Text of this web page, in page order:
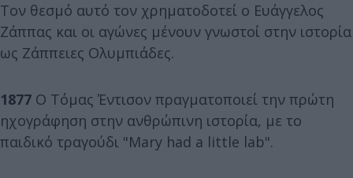
Τον θεσμό αυτό τον χρηματοδοτεί ο Ευάγγελος
Ζάππας και οι αγώνες μένουν γνωστοί στην ιστορία
ως Ζάππειες Ολυμπιάδες.
1877 Ο Τόμας Έντισον πραγματοποιεί την πρώτη
ηχογράφηση στην ανθρώπινη ιστορία, με το
παιδικό τραγούδι "Mary had a little lab".